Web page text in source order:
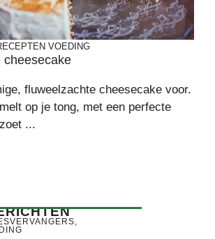
VOEDING
cheesecake
fluweelzachte cheesecake voor.
op je tong, met een perfecte
...
,